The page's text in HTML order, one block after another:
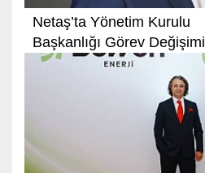
Netaş’ta Yönetim Kurulu
Başkanlığı Görev Değişimi